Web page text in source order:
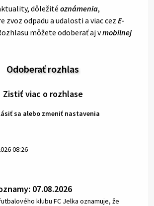
dôležité oznámenia,
zvoz odpadu a udalosti a viac cez E-
môžete odoberať aj vmobilnej
Odoberať rozhlas
Zistiť viac o rozhlase
sa alebo zmeniť nastavenia
08:26
07.08.2026
klubu FC Jelka oznamuje, že